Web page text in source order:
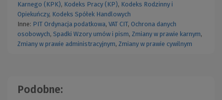
Karnego (KPK), Kodeks Pracy (KP), Kodeks Rodzinny i
Opiekuńczy, Kodeks Spółek Handlowych
Inne: PIT Ordynacja podatkowa, VAT CIT, Ochrona danych
osobowych, Spadki Wzory umów i pism, Zmiany w prawie karnym,
Zmiany w prawie administracyjnym, Zmiany w prawie cywilnym
Podobne: